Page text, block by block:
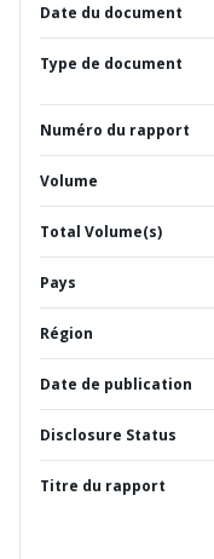
Date du document
Type de document
Numéro du rapport
Volume
Total Volume(s)
Pays
Région
Date de publication
Disclosure Status
Titre du rapport